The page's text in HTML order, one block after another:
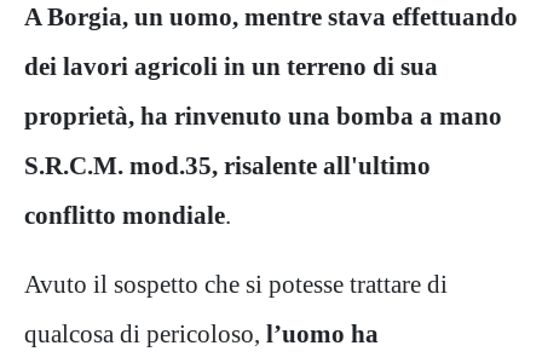
A Borgia, un uomo, mentre stava effettuando
dei lavori agricoli in un terreno di sua
proprietà, ha rinvenuto una bomba a mano
S.R.C.M. mod.35, risalente all'ultimo
conflitto mondiale.
Avuto il sospetto che si potesse trattare di
qualcosa di pericoloso, l’uomo ha